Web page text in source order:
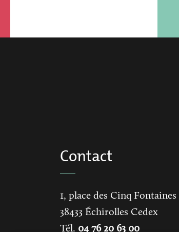
Contact
1, place des Cinq Fontaines
38433 Échirolles Cedex
Tél. 04 76 20 63 00